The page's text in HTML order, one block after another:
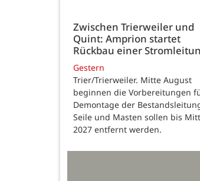
Zwischen Trierweiler und
Quint: Amprion startet
Rückbau einer
Gestern
Trier/Trierweiler. Mitte August
beginnen die Vorbereitungen
Demontage der
Seile und Masten sollen bis
2027 entfernt werden.